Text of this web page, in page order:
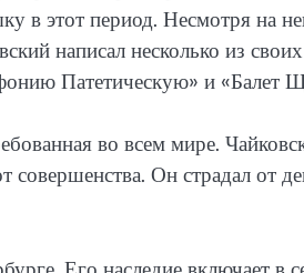
в этот период. Несмотря на
написал несколько из
Патетическую» и «Балет
во всем мире.
совершенства. Он страдал от